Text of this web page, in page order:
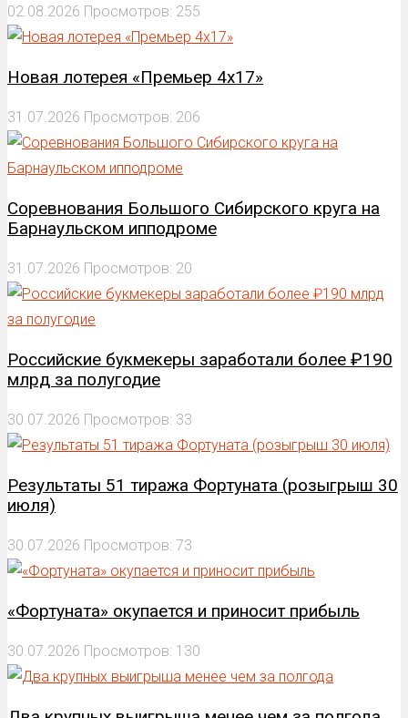
02.08.2026 Просмотров: 255
Новая лотерея «Премьер 4х17»
31.07.2026 Просмотров: 206
Соревнования Большого Сибирского круга на
Барнаульском ипподроме
31.07.2026 Просмотров: 20
Российские букмекеры заработали более ₽190
млрд за полугодие
30.07.2026 Просмотров: 33
Результаты 51 тиража Фортуната (розыгрыш 30
июля)
30.07.2026 Просмотров: 73
«Фортуната» окупается и приносит прибыль
30.07.2026 Просмотров: 130